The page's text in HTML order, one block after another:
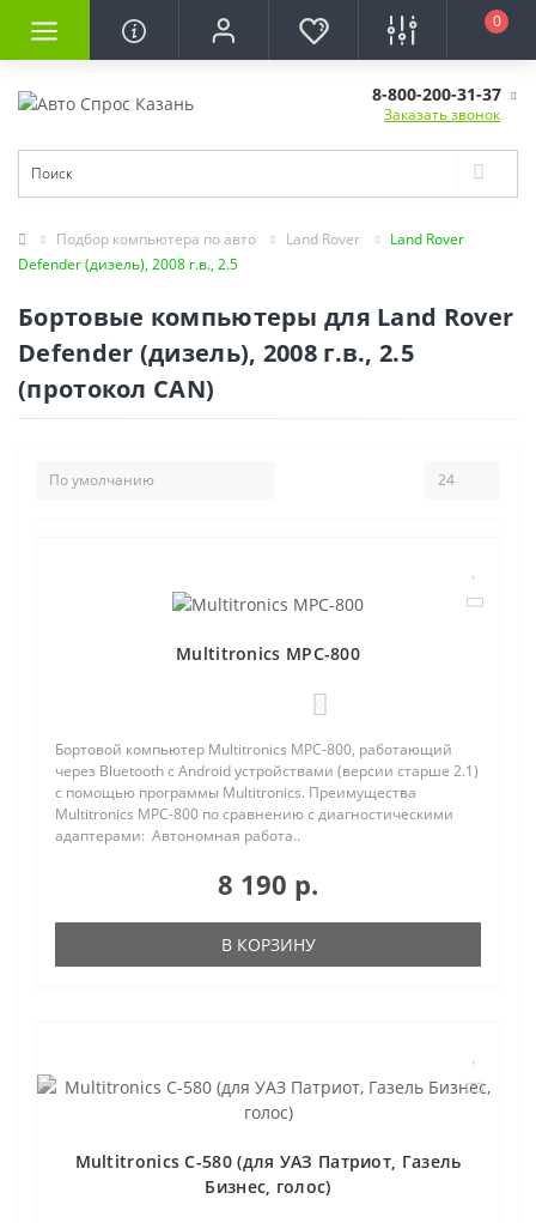
0
8-800-200-31-37
Заказать звонок
Подбор компьютера по авто Land Rover
Land Rover
Defender (дизель), 2008 г.в., 2.5
Бортовые компьютеры для Land Rover
Defender (дизель), 2008 г.в., 2.5
(протокол CAN)
Multitronics MPC-800
Бортовой компьютер Multitronics MPC-800, работающий
через Bluetooth с Android устройствами (версии старше 2.1)
с помощью программы Multitronics. Преимущества
Multitronics MPC-800 по сравнению с диагностическими
адаптерами: Автономная работа..
8 190 р.
В КОРЗИНУ
Multitronics C-580 (для УАЗ Патриот, Газель
Бизнес, голос)